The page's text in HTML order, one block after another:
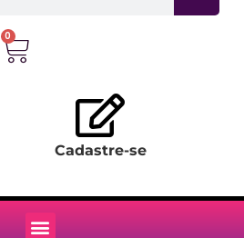
0
Cadastre-se